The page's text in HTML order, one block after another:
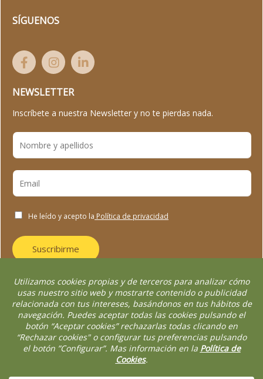
SÍGUENOS
NEWSLETTER
Inscríbete a nuestra Newsletter y no te pierdas nada.
He leído y acepto la Política de privacidad
Suscribirme